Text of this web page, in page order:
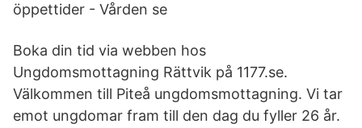
öppettider - Vården se
Boka din tid via webben hos
Ungdomsmottagning Rättvik på 1177.se.
Välkommen till Piteå ungdomsmottagning. Vi tar
emot ungdomar fram till den dag du fyller 26 år.